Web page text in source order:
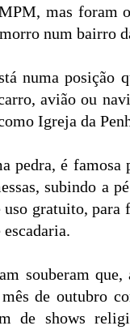
mas foram
num bairro
numa posição
avião ou
Igreja da
pedra, é famosa
subindo a
gratuito, para
souberam
de outubro
de shows